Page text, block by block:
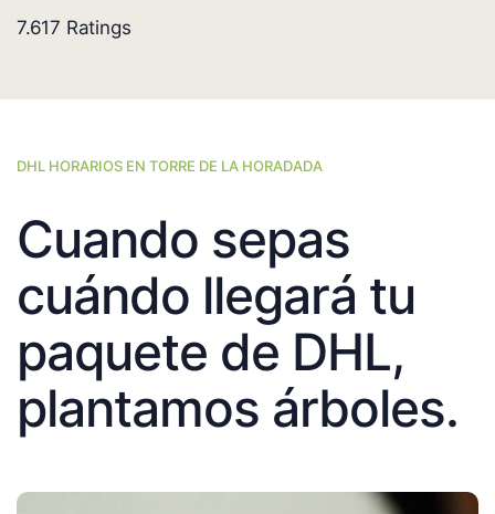
7.617 Ratings
DHL HORARIOS EN TORRE DE LA HORADADA
Cuando sepas
cuándo llegará tu
paquete de DHL,
plantamos árboles.